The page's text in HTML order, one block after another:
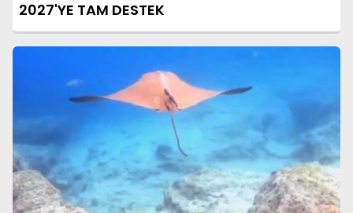
2027'YE TAM DESTEK